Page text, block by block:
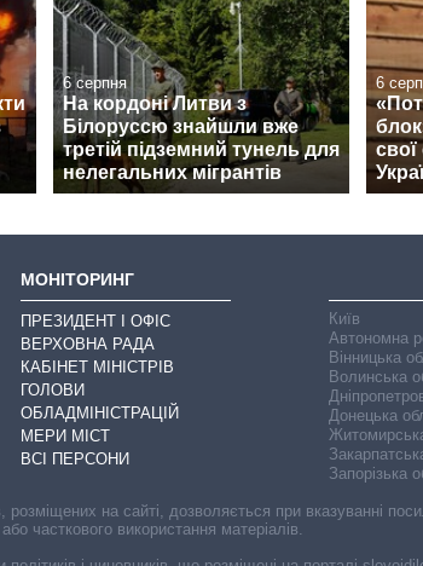
6 серпня
На кордоні Литви з
Білоруссю знайшли вже
третій підземний тунель для
нелегальних мігрантів
6
МОНІТОРИНГ
ПРЕЗИДЕНТ І ОФІС
ВЕРХОВНА РАДА
КАБІНЕТ МІНІСТРІВ
ГОЛОВИ
ОБЛАДМІНІСТРАЦІЙ
МЕРИ МІСТ
ВСІ ПЕРСОНИ
Київ
Автономна
Вінницька
Волинська
Донецька
Запорізька
розміщених на сайті, дозволяється при вказуванні
часткового використання матеріалів.